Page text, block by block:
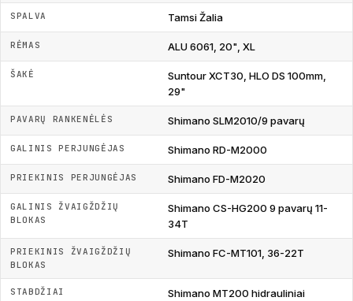
SPALVA Tamsi Žalia
RĖMAS ALU 6061, 20", XL
ŠAKĖ
Suntour XCT30, HLO DS 100mm,
29"
PAVARŲ RANKENĖLĖS Shimano SLM2010/9 pavarų
GALINIS PERJUNGĖJAS Shimano RD-M2000
PRIEKINIS PERJUNGĖJAS Shimano FD-M2020
GALINIS ŽVAIGŽDŽIŲ
BLOKAS
Shimano CS-HG200 9 pavarų 11-
34T
PRIEKINIS ŽVAIGŽDŽIŲ
BLOKAS
Shimano FC-MT101, 36-22T
STABDŽIAI Shimano MT200 hidrauliniai